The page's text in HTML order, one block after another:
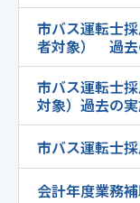
市バス運転士
者対象） 過去
市バス運転士
対象）過去の
市バス運転士
会計年度業務